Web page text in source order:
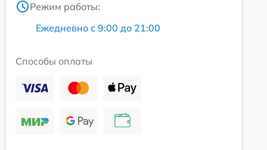
Режим работы:
Ежедневно с 9:00 до 21:00
Способы оплаты